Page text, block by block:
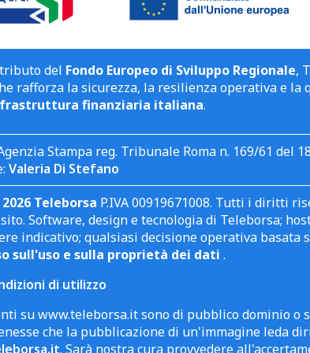
del Fondo Europeo di Sviluppo Regionale,
rafforza la sicurezza, la resilienza operativa e
finanziaria italiana.
Stampa reg. Tribunale Roma n. 169/61 del
Valeria Di Stefano
Teleborsa P.IVA 00919671008. Tutti i diritti
Software, design e tecnologia di Teleborsa;
indicativo; qualsiasi decisione operativa
sull'uso e sulla proprietà dei dati .
di utilizzo
su www.teleborsa.it sono di pubblico dominio o
che la pubblicazione di un'immagine leda
. Sarà nostra cura provvedere